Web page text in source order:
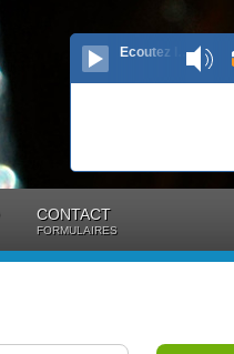
Ecoutez le direct...
CONTACT
FORMULAIRES